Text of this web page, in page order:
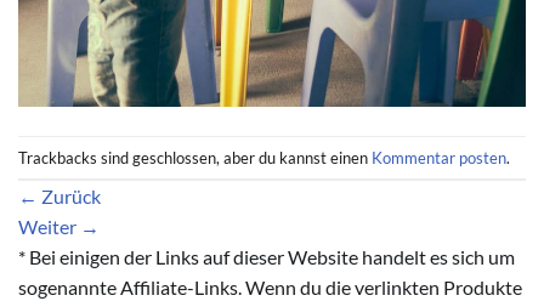
Trackbacks sind geschlossen, aber du kannst einen Kommentar posten.
← Zurück
Weiter →
* Bei einigen der Links auf dieser Website handelt es sich um
sogenannte Affiliate-Links. Wenn du die verlinkten Produkte